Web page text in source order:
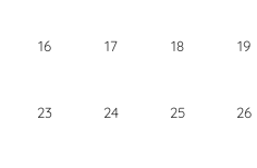
16 17 18 19
23 24 25 26